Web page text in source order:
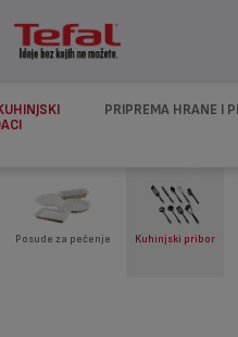
PRIPREMA HRANE I
Posude za pečenje Kuhinjski pribor